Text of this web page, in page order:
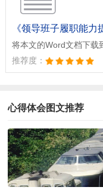
将本文的Word文档下载
推荐度：
心得体会图文推荐